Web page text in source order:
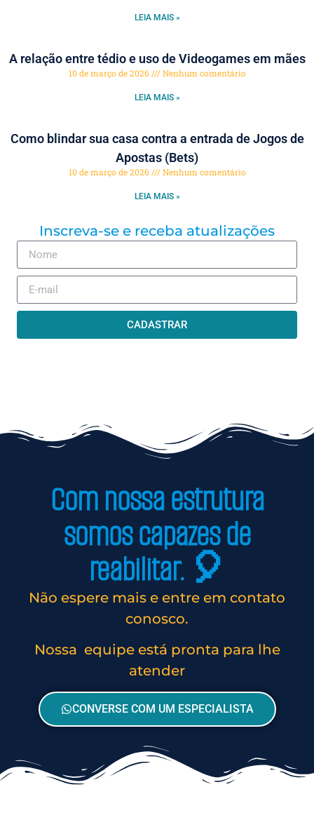
LEIA MAIS »
A relação entre tédio e uso de Videogames em mães
10 de março de 2026 Nenhum comentário
LEIA MAIS »
Como blindar sua casa contra a entrada de Jogos de
Apostas (Bets)
10 de março de 2026 Nenhum comentário
LEIA MAIS »
Inscreva-se e receba atualizações
CADASTRAR
Com nossa estrutura
somos capazes de
reabilitar. 🎈
Não espere mais e entre em contato
conosco.
Nossa equipe está pronta para lhe
atender
CONVERSE COM UM ESPECIALISTA